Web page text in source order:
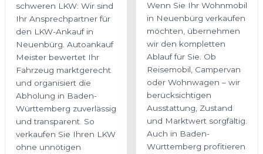
schweren LKW: Wir sind
Ihr Ansprechpartner für
den LKW-Ankauf in
Neuenbürg. Autoankauf
Meister bewertet Ihr
Fahrzeug marktgerecht
und organisiert die
Abholung in Baden-
Württemberg zuverlässig
und transparent. So
verkaufen Sie Ihren LKW
ohne unnötigen
Wenn Sie Ihr Wohnmobil
in Neuenbürg verkaufen
möchten, übernehmen
wir den kompletten
Ablauf für Sie. Ob
Reisemobil, Campervan
oder Wohnwagen – wir
berücksichtigen
Ausstattung, Zustand
und Marktwert sorgfältig.
Auch in Baden-
Württemberg profitieren